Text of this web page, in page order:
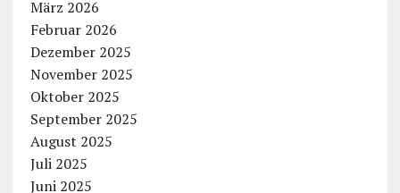
März 2026
Februar 2026
Dezember 2025
November 2025
Oktober 2025
September 2025
August 2025
Juli 2025
Juni 2025